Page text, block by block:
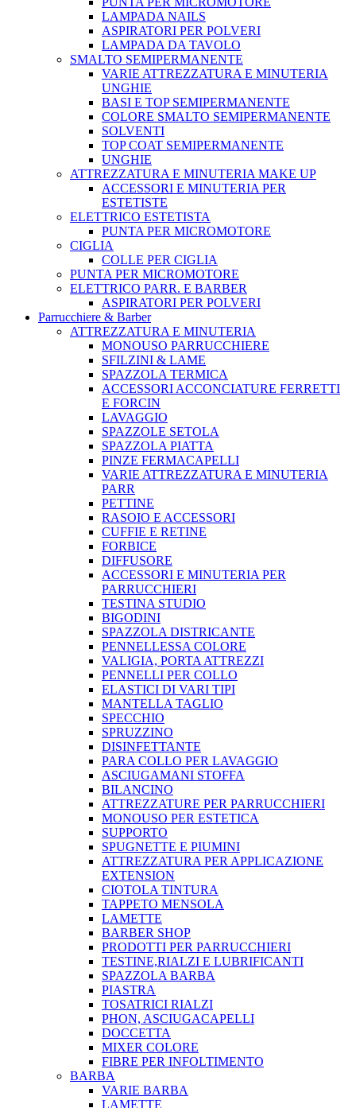
LAMPADA NAILS
ASPIRATORI PER POLVERI
LAMPADA DA TAVOLO
SMALTO SEMIPERMANENTE
VARIE ATTREZZATURA E MINUTERIA
UNGHIE
BASI E TOP SEMIPERMANENTE
COLORE SMALTO SEMIPERMANENTE
SOLVENTI
TOP COAT SEMIPERMANENTE
UNGHIE
ATTREZZATURA E MINUTERIA MAKE UP
ACCESSORI E MINUTERIA PER
ESTETISTE
ELETTRICO ESTETISTA
PUNTA PER MICROMOTORE
CIGLIA
COLLE PER CIGLIA
PUNTA PER MICROMOTORE
ELETTRICO PARR. E BARBER
ASPIRATORI PER POLVERI
Parrucchiere & Barber
ATTREZZATURA E MINUTERIA
MONOUSO PARRUCCHIERE
SFILZINI & LAME
SPAZZOLA TERMICA
ACCESSORI ACCONCIATURE FERRETTI
E FORCIN
LAVAGGIO
SPAZZOLE SETOLA
SPAZZOLA PIATTA
PINZE FERMACAPELLI
VARIE ATTREZZATURA E MINUTERIA
PARR
PETTINE
RASOIO E ACCESSORI
CUFFIE E RETINE
FORBICE
DIFFUSORE
ACCESSORI E MINUTERIA PER
PARRUCCHIERI
TESTINA STUDIO
BIGODINI
SPAZZOLA DISTRICANTE
PENNELLESSA COLORE
VALIGIA, PORTA ATTREZZI
PENNELLI PER COLLO
ELASTICI DI VARI TIPI
MANTELLA TAGLIO
SPECCHIO
SPRUZZINO
DISINFETTANTE
PARA COLLO PER LAVAGGIO
ASCIUGAMANI STOFFA
BILANCINO
ATTREZZATURE PER PARRUCCHIERI
MONOUSO PER ESTETICA
SUPPORTO
SPUGNETTE E PIUMINI
ATTREZZATURA PER APPLICAZIONE
EXTENSION
CIOTOLA TINTURA
TAPPETO MENSOLA
LAMETTE
BARBER SHOP
PRODOTTI PER PARRUCCHIERI
TESTINE,RIALZI E LUBRIFICANTI
SPAZZOLA BARBA
PIASTRA
TOSATRICI RIALZI
PHON, ASCIUGACAPELLI
DOCCETTA
MIXER COLORE
FIBRE PER INFOLTIMENTO
BARBA
VARIE BARBA
LAMETTE